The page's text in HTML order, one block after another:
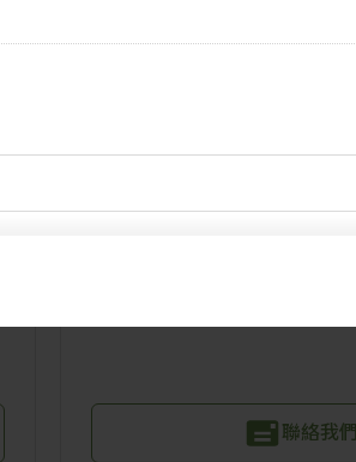
聯絡我們